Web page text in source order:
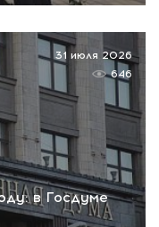
в Госдуме
31 июля 2026
646